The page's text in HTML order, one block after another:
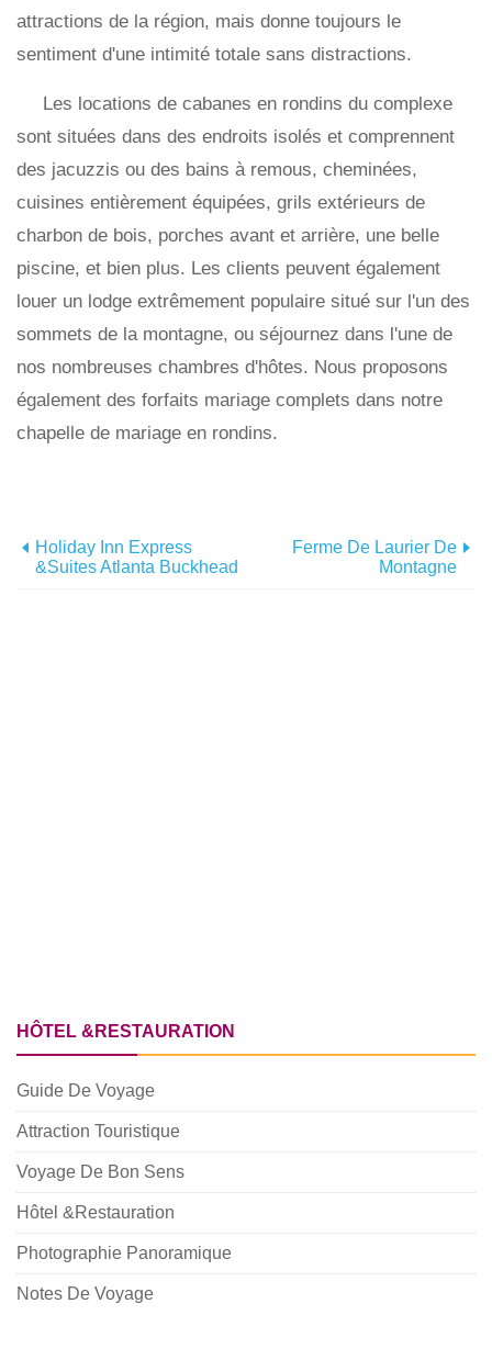
attractions de la région, mais donne toujours le
sentiment d'une intimité totale sans distractions.
Les locations de cabanes en rondins du complexe
sont situées dans des endroits isolés et comprennent
des jacuzzis ou des bains à remous, cheminées,
cuisines entièrement équipées, grils extérieurs de
charbon de bois, porches avant et arrière, une belle
piscine, et bien plus. Les clients peuvent également
louer un lodge extrêmement populaire situé sur l'un des
sommets de la montagne, ou séjournez dans l'une de
nos nombreuses chambres d'hôtes. Nous proposons
également des forfaits mariage complets dans notre
chapelle de mariage en rondins.
Holiday Inn Express
&Suites Atlanta Buckhead
Ferme De Laurier De
Montagne
HÔTEL &RESTAURATION
Guide De Voyage
Attraction Touristique
Voyage De Bon Sens
Hôtel &Restauration
Photographie Panoramique
Notes De Voyage